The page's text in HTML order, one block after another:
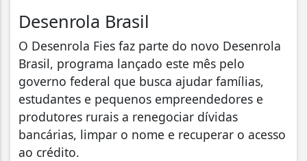
Desenrola Brasil
O Desenrola Fies faz parte do novo Desenrola
Brasil, programa lançado este mês pelo
governo federal que busca ajudar famílias,
estudantes e pequenos empreendedores e
produtores rurais a renegociar dívidas
bancárias, limpar o nome e recuperar o acesso
ao crédito.